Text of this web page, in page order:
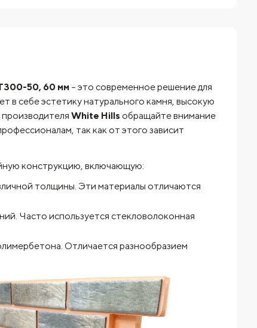
50, 60 мм– это современное решение для
в себе эстетику натурального камня, высокую
White Hills обращайте внимание
так как от этого зависит
конструкцию, включающую:
толщины. Эти материалы отличаются
Часто используется стекловолоконная
Отличается разнообразием